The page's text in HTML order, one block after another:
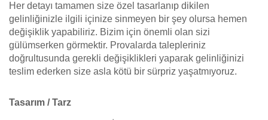
Her detayı tamamen size özel tasarlanıp dikilen
gelinliğinizle ilgili içinize sinmeyen bir şey olursa hemen
değişiklik yapabiliriz. Bizim için önemli olan sizi
gülümserken görmektir. Provalarda talepleriniz
doğrultusunda gerekli değişiklikleri yaparak gelinliğinizi
teslim ederken size asla kötü bir sürpriz yaşatmıyoruz.
Tasarım / Tarz